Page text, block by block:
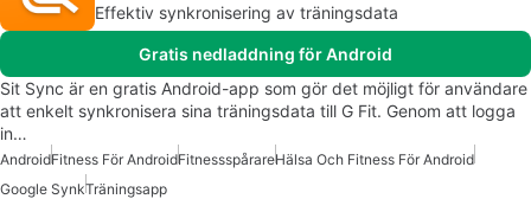
Effektiv synkronisering av träningsdata
Gratis nedladdning för Android
Sit Sync är en gratis Android-app som gör det möjligt för användare
att enkelt synkronisera sina träningsdata till G Fit. Genom att logga
in…
AndroidFitness För AndroidFitnessspårareHälsa Och Fitness För Android
Google SynkTräningsapp